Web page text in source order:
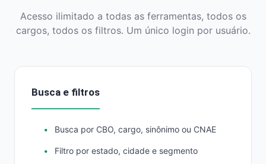
Acesso ilimitado a todas as ferramentas, todos os
cargos, todos os filtros. Um único login por usuário.
Busca e filtros
Busca por CBO, cargo, sinônimo ou CNAE
Filtro por estado, cidade e segmento